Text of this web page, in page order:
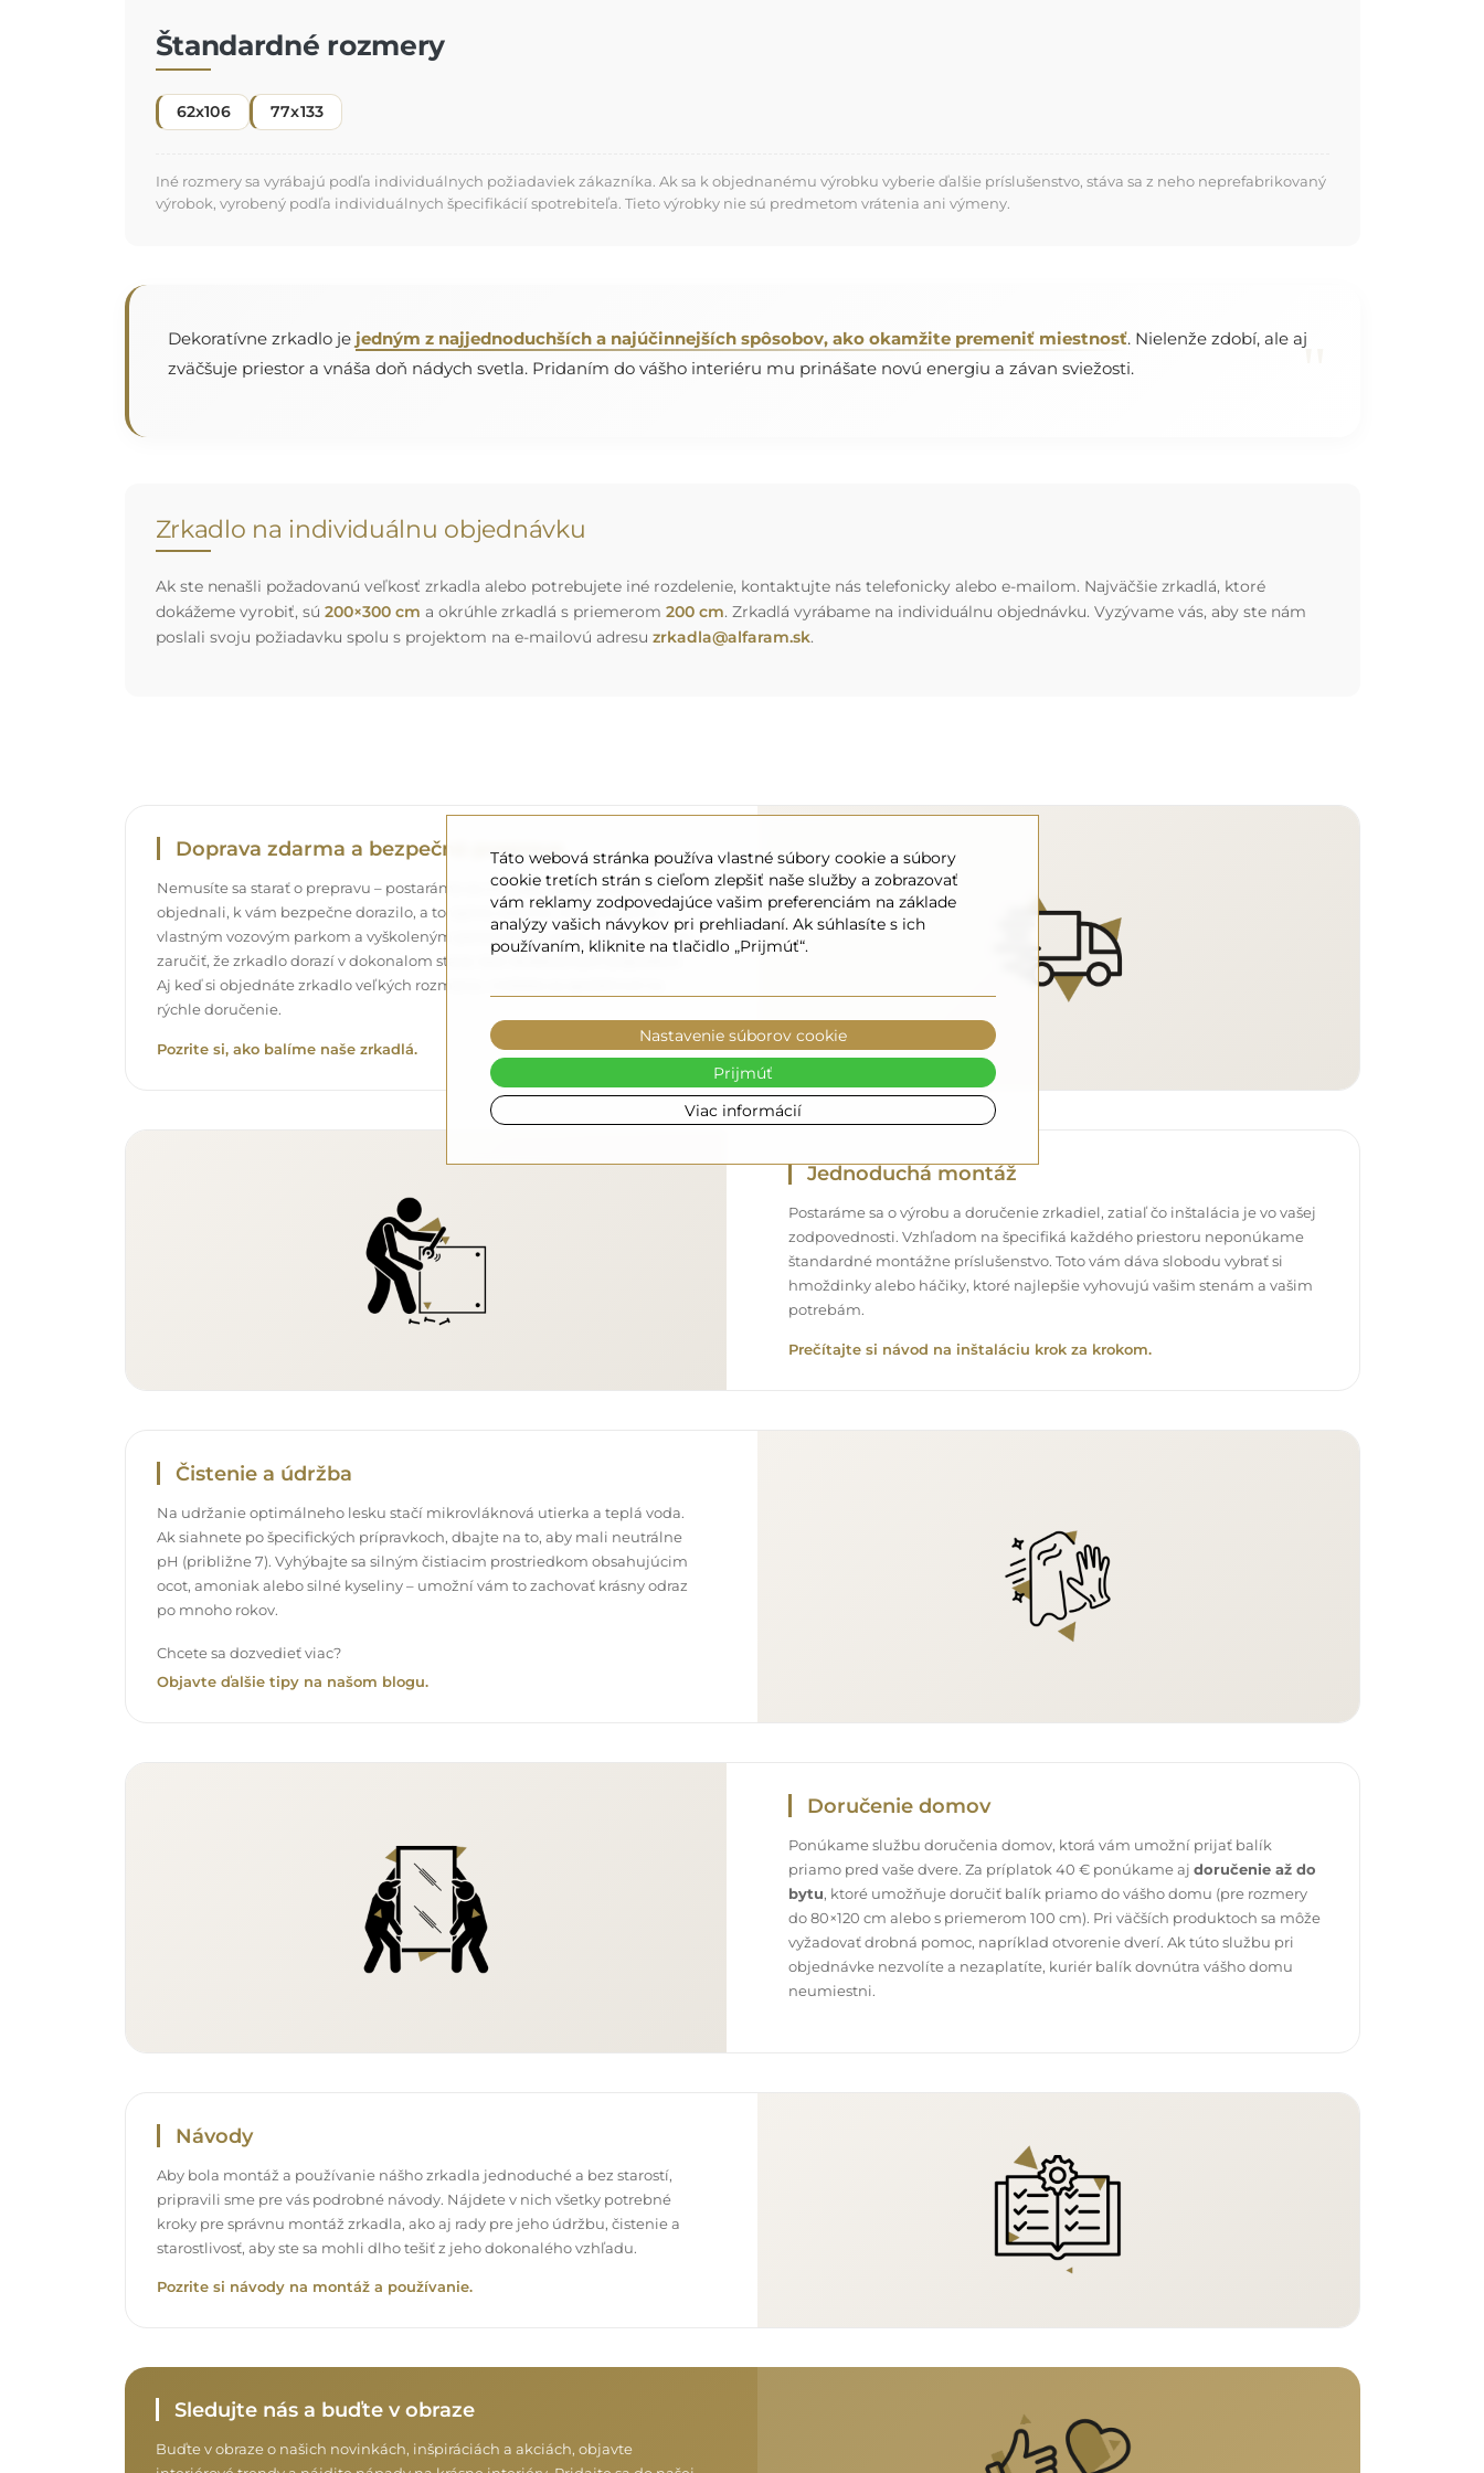
Štandardné rozmery
62x106 77x133
Iné rozmery sa vyrábajú podľa individuálnych požiadaviek zákazníka. Ak sa k objednanému výrobku vyberie ďalšie príslušenstvo, stáva sa z neho neprefabrikovaný
výrobok, vyrobený podľa individuálnych špecifikácií spotrebiteľa. Tieto výrobky nie sú predmetom vrátenia ani výmeny.
Dekoratívne zrkadlo je jedným z najjednoduchších a najúčinnejších spôsobov, ako okamžite premeniť miestnosť. Nielenže zdobí, ale aj
zväčšuje priestor a vnáša doň nádych svetla. Pridaním do vášho interiéru mu prinášate novú energiu a závan sviežosti.
"
Zrkadlo na individuálnu objednávku
Ak ste nenašli požadovanú veľkosť zrkadla alebo potrebujete iné rozdelenie, kontaktujte nás telefonicky alebo e-mailom. Najväčšie zrkadlá, ktoré
dokážeme vyrobiť, sú 200×300 cm a okrúhle zrkadlá s priemerom 200 cm. Zrkadlá vyrábame na individuálnu objednávku. Vyzývame vás, aby ste nám
poslali svoju požiadavku spolu s projektom na e-mailovú adresu zrkadla@alfaram.sk.
Doprava zdarma a bezpečná preprava
Nemusíte sa starať o prepravu – postaráme sa o to, aby zrkadlo, ktoré ste si
objednali, k vám bezpečne dorazilo, a to úplne zdarma. Disponujeme
vlastným vozovým parkom a vyškoleným personálom, preto vám môžeme
zaručiť, že zrkadlo dorazí v dokonalom stave, bez dodatočných poplatkov.
Aj keď si objednáte zrkadlo veľkých rozmerov, môžete sa spoľahnúť na
rýchle doručenie.
Pozrite si, ako balíme naše zrkadlá.
Jednoduchá montáž
Postaráme sa o výrobu a doručenie zrkadiel, zatiaľ čo inštalácia je vo vašej
zodpovednosti. Vzhľadom na špecifiká každého priestoru neponúkame
štandardné montážne príslušenstvo. Toto vám dáva slobodu vybrať si
hmoždinky alebo háčiky, ktoré najlepšie vyhovujú vašim stenám a vašim
potrebám.
Prečítajte si návod na inštaláciu krok za krokom.
Čistenie a údržba
Na udržanie optimálneho lesku stačí mikrovláknová utierka a teplá voda.
Ak siahnete po špecifických prípravkoch, dbajte na to, aby mali neutrálne
pH (približne 7). Vyhýbajte sa silným čistiacim prostriedkom obsahujúcim
ocot, amoniak alebo silné kyseliny – umožní vám to zachovať krásny odraz
po mnoho rokov.
Chcete sa dozvedieť viac?
Objavte ďalšie tipy na našom blogu.
Doručenie domov
Ponúkame službu doručenia domov, ktorá vám umožní prijať balík
priamo pred vaše dvere. Za príplatok 40 € ponúkame aj doručenie až do
bytu, ktoré umožňuje doručiť balík priamo do vášho domu (pre rozmery
do 80×120 cm alebo s priemerom 100 cm). Pri väčších produktoch sa môže
vyžadovať drobná pomoc, napríklad otvorenie dverí. Ak túto službu pri
objednávke nezvolíte a nezaplatíte, kuriér balík dovnútra vášho domu
neumiestni.
Návody
Aby bola montáž a používanie nášho zrkadla jednoduché a bez starostí,
pripravili sme pre vás podrobné návody. Nájdete v nich všetky potrebné
kroky pre správnu montáž zrkadla, ako aj rady pre jeho údržbu, čistenie a
starostlivosť, aby ste sa mohli dlho tešiť z jeho dokonalého vzhľadu.
Pozrite si návody na montáž a používanie.
Sledujte nás a buďte v obraze
Buďte v obraze o našich novinkách, inšpiráciách a akciách, objavte
Táto webová stránka používa vlastné súbory cookie a súbory
cookie tretích strán s cieľom zlepšiť naše služby a zobrazovať
vám reklamy zodpovedajúce vašim preferenciám na základe
analýzy vašich návykov pri prehliadaní. Ak súhlasíte s ich
používaním, kliknite na tlačidlo „Prijmúť“.
Viac informácií
Nastavenie súborov cookie
Prijmúť